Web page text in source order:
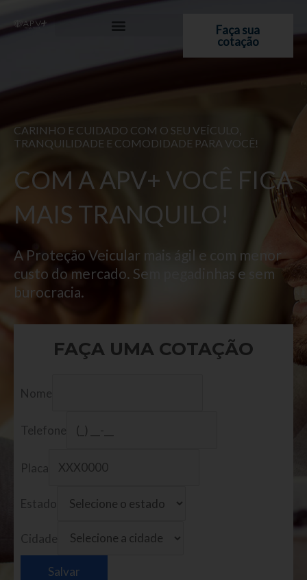
para
Faça sua
cotação
CARINHO E CUIDADO COM O SEU VEÍCULO,
TRANQUILIDADE E COMODIDADE PARA VOCÊ!
COM A APV+ VOCÊ FICA
MAIS TRANQUILO!
A Proteção Veicular mais ágil e com menor
custo do mercado. Sem pegadinhas e sem
burocracia.
FAÇA UMA COTAÇÃO
Nome
Telefone
Placa
Estado
Cidade
Salvar